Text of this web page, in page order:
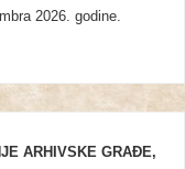
2026. godine.
ARHIVSKE GRAĐE,